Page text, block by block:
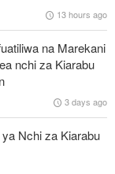
Ebola tangu
hadhi;
na ghala
13 hours ago
na Marekani
nchi za Kiarabu
3 days ago
Nchi za Kiarabu